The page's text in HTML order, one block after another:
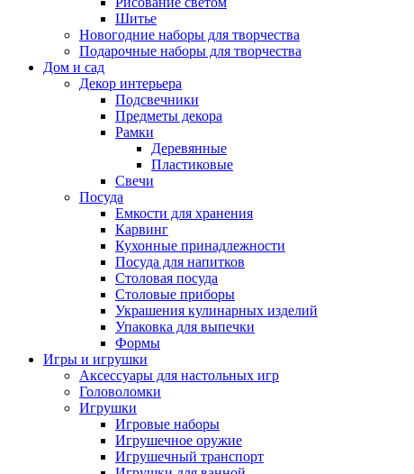
Шитье
Новогодние наборы для творчества
Подарочные наборы для творчества
Дом и сад
Декор интерьера
Подсвечники
Предметы декора
Рамки
Деревянные
Пластиковые
Свечи
Посуда
Емкости для хранения
Карвинг
Кухонные принадлежности
Посуда для напитков
Столовая посуда
Столовые приборы
Украшения кулинарных изделий
Упаковка для выпечки
Формы
Игры и игрушки
Аксессуары для настольных игр
Головоломки
Игрушки
Игровые наборы
Игрушечное оружие
Игрушечный транспорт